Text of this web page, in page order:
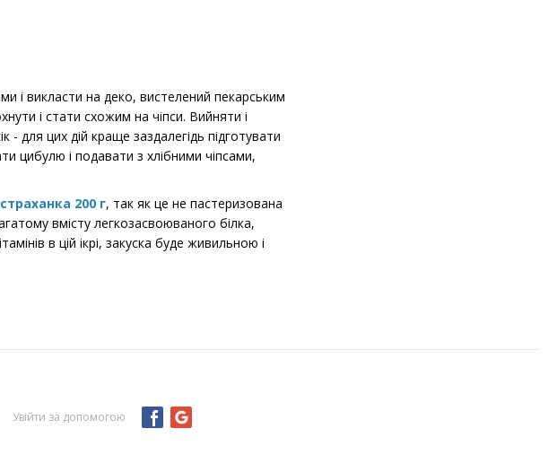
і викласти на деко, вистелений пекарським
і стати схожим на чіпси. Вийняти і
- для цих дій краще заздалегідь підготувати
цибулю і подавати з хлібними чіпсами,
200 г, так як це не пастеризована
вмісту легкозасвоюваного білка,
в цій ікрі, закуска буде живильною і
Увійти за допомогою